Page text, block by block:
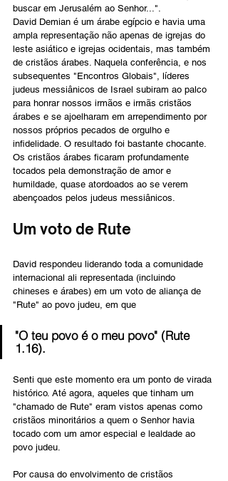
buscar em Jerusalém ao Senhor...".
David Demian é um árabe egípcio e havia uma
ampla representação não apenas de igrejas do
leste asiático e igrejas ocidentais, mas também
de cristãos árabes. Naquela conferência, e nos
subsequentes "Encontros Globais", líderes
judeus messiânicos de Israel subiram ao palco
para honrar nossos irmãos e irmãs cristãos
árabes e se ajoelharam em arrependimento por
nossos próprios pecados de orgulho e
infidelidade. O resultado foi bastante chocante.
Os cristãos árabes ficaram profundamente
tocados pela demonstração de amor e
humildade, quase atordoados ao se verem
abençoados pelos judeus messiânicos.
Um voto de Rute
David respondeu liderando toda a comunidade
internacional ali representada (incluindo
chineses e árabes) em um voto de aliança de
"Rute" ao povo judeu, em que
"O teu povo é o meu povo" (Rute
1.16).
Senti que este momento era um ponto de virada
histórico. Até agora, aqueles que tinham um
"chamado de Rute" eram vistos apenas como
cristãos minoritários a quem o Senhor havia
tocado com um amor especial e lealdade ao
povo judeu.
Por causa do envolvimento de cristãos